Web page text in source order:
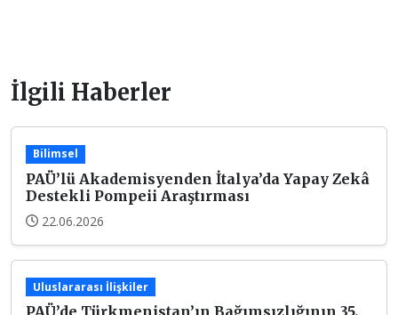
İlgili Haberler
Bilimsel
PAÜ’lü Akademisyenden İtalya’da Yapay Zekâ
Destekli Pompeii Araştırması
22.06.2026
Uluslararası İlişkiler
PAÜ’de Türkmenistan’ın Bağımsızlığının 35.